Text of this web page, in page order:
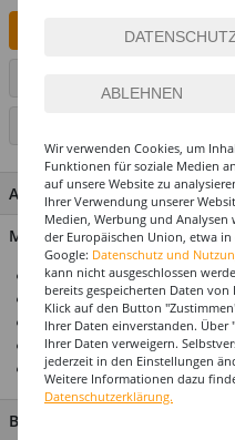
IN DEN
ARTIKEL AUF
ARTIKEL MERKMALE &
Material: 100 % Polyester
Für die perfekte Motto- &
Alle Artikel abgestimmt im
Premium-Qualität
Top-Preis-
Prämiertes US-Design
BESCHREIBUNG
Wir verwenden Cookies, um
Funktionen für soziale Medien
auf unsere Website zu
Ihrer Verwendung unserer
Medien, Werbung und
der Europäischen Union, etwa
Google: Datenschutz und
kann nicht ausgeschlossen
bereits gespeicherten Daten
Klick auf den Button
Ihrer Daten einverstanden.
Ihrer Daten verweigern.
jederzeit in den Einstellungen
Weitere Informationen dazu
Datenschutzerklärung.